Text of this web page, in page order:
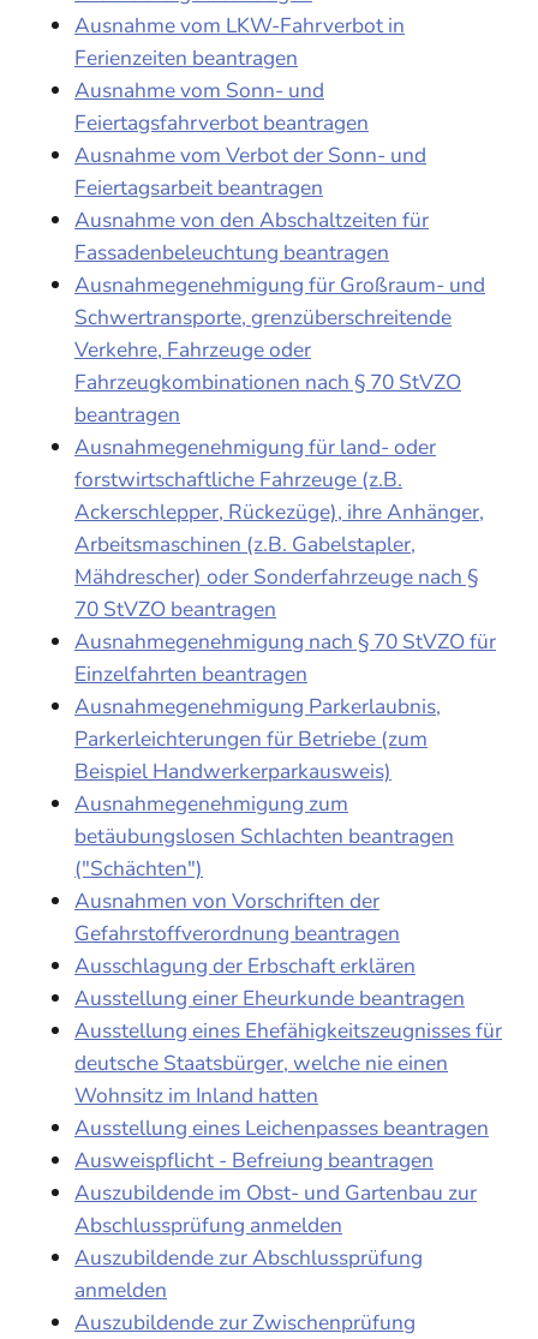
Ausnahme vom LKW-Fahrverbot in
Ferienzeiten beantragen
Ausnahme vom Sonn- und
Feiertagsfahrverbot beantragen
Ausnahme vom Verbot der Sonn- und
Feiertagsarbeit beantragen
Ausnahme von den Abschaltzeiten für
Fassadenbeleuchtung beantragen
Ausnahmegenehmigung für Großraum- und
Schwertransporte, grenzüberschreitende
Verkehre, Fahrzeuge oder
Fahrzeugkombinationen nach § 70 StVZO
beantragen
Ausnahmegenehmigung für land- oder
forstwirtschaftliche Fahrzeuge (z.B.
Ackerschlepper, Rückezüge), ihre Anhänger,
Arbeitsmaschinen (z.B. Gabelstapler,
Mähdrescher) oder Sonderfahrzeuge nach §
70 StVZO beantragen
Ausnahmegenehmigung nach § 70 StVZO für
Einzelfahrten beantragen
Ausnahmegenehmigung Parkerlaubnis,
Parkerleichterungen für Betriebe (zum
Beispiel Handwerkerparkausweis)
Ausnahmegenehmigung zum
betäubungslosen Schlachten beantragen
("Schächten")
Ausnahmen von Vorschriften der
Gefahrstoffverordnung beantragen
Ausschlagung der Erbschaft erklären
Ausstellung einer Eheurkunde beantragen
Ausstellung eines Ehefähigkeitszeugnisses für
deutsche Staatsbürger, welche nie einen
Wohnsitz im Inland hatten
Ausstellung eines Leichenpasses beantragen
Ausweispflicht - Befreiung beantragen
Auszubildende im Obst- und Gartenbau zur
Abschlussprüfung anmelden
Auszubildende zur Abschlussprüfung
anmelden
Auszubildende zur Zwischenprüfung